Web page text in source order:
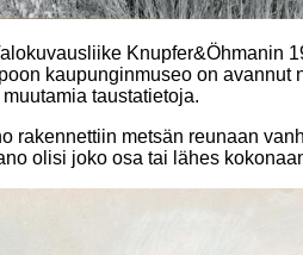
Knupfer&Öhmanin
kaupunginmuseo on
taustatietoja.
rakennettiin metsän reunaan
olisi joko osa tai lähes